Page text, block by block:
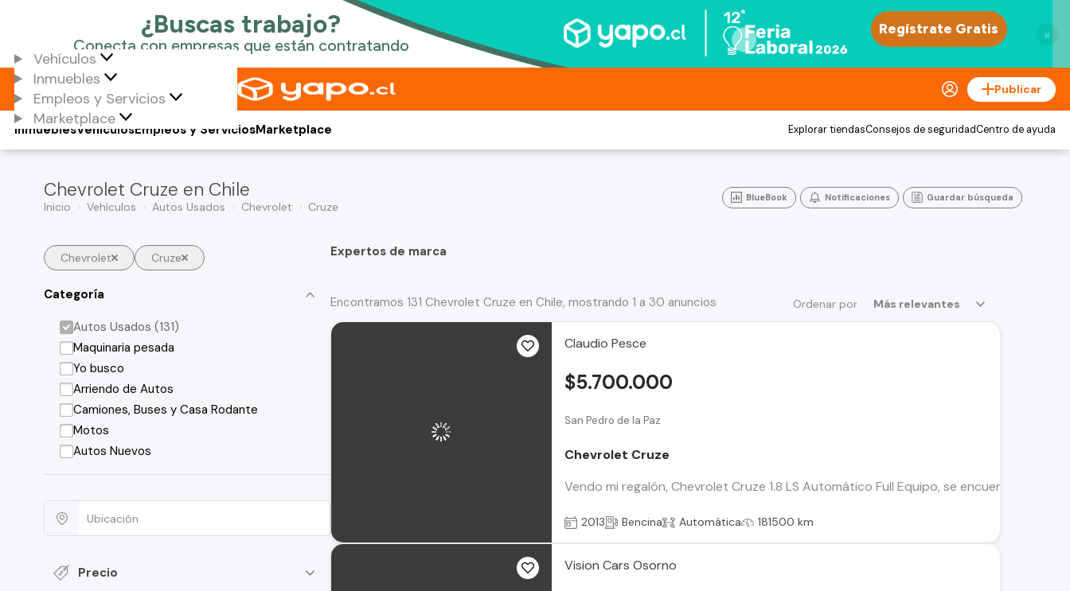
×
Vehículos
Inmuebles
Empleos y Servicios
Marketplace
Publicar
Vehículos
Inmuebles Empleos y ServiciosMarketplace Explorar tiendasConsejos de seguridadCentro de ayuda
Chevrolet Cruze en Chile
Inicio Vehículos Autos Usados Chevrolet Cruze
BlueBook Notificaciones Guardar búsqueda
Chevrolet Cruze
Categoría
Autos Usados (131)
Maquinaria pesada
Yo busco
Arriendo de Autos
Camiones, Buses y Casa Rodante
Motos
Autos Nuevos
Precio
Expertos de marca
Ordenar por Más relevantes
Encontramos 131 Chevrolet Cruze en Chile, mostrando 1 a 30 anuncios
Claudio Pesce
San Pedro de la Paz
Chevrolet Cruze
Vendo mi regalón, Chevrolet Cruze 1.8 LS Automático Full Equipo, se encuentra en
$5.700.000
2013 Bencina Automática 181500 km
Vision Cars Osorno